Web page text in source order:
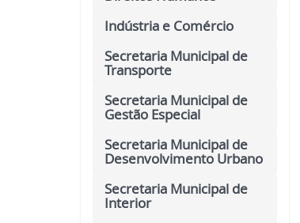
Indústria e Comércio
Secretaria Municipal de
Transporte
Secretaria Municipal de
Gestão Especial
Secretaria Municipal de
Desenvolvimento Urbano
Secretaria Municipal de
Interior